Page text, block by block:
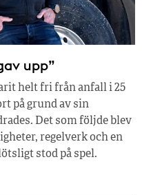
upp”
helt fri från anfall i 25
på grund av sin
Det som följde blev
regelverk och en
stod på spel.